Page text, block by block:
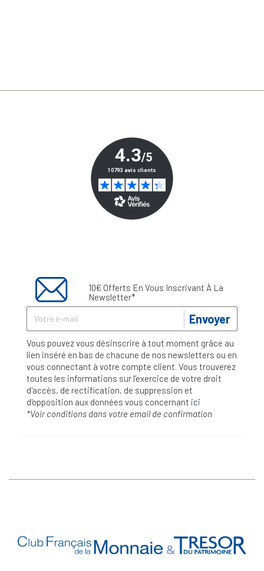
10€ Offerts En Vous Inscrivant À La
Newsletter*
Envoyer
Vous pouvez vous désinscrire à tout moment grâce au
lien inséré en bas de chacune de nos newsletters ou en
vous connectant à votre compte client. Vous trouverez
toutes les informations sur l’exercice de votre droit
d'accès, de rectification, de suppression et
d'opposition aux données vous concernant ici
*Voir conditions dans votre email de confirmation